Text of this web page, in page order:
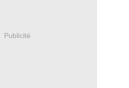
Publicité